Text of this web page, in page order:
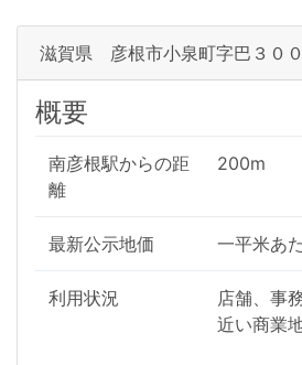
滋賀県 彦根市小泉町字巴３０
概要
南彦根駅からの距
離
200m
最新公示地価 一平米あ
利用状況
店舗、事
近い商業